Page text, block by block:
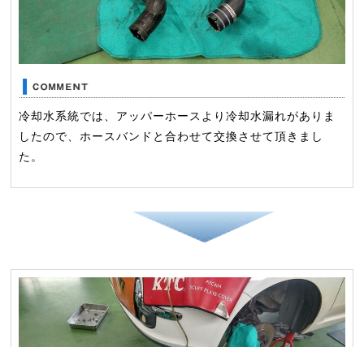
冷却水系統では、アッパーホースより冷却水漏れがありま
したので、ホースバンドと合わせて交換させて頂きまし
た。